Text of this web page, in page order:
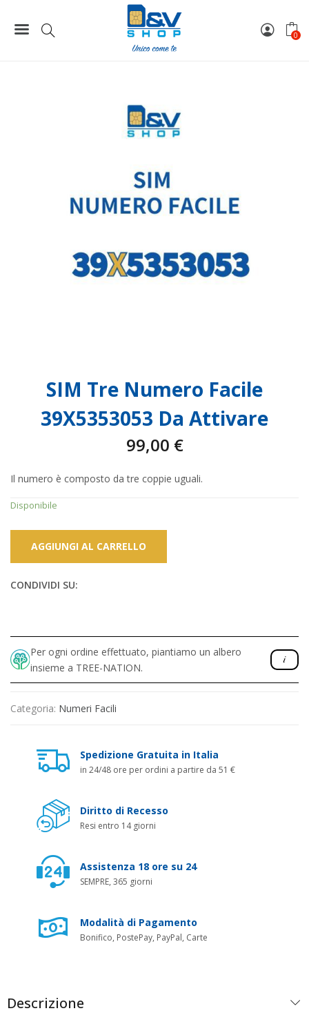
0
SIM Tre Numero Facile 39X5353053 Da Attivare
SIM Tre Numero Facile
39X5353053 Da Attivare
99,00 €
Il numero è composto da tre coppie uguali.
Disponibile
AGGIUNGI AL CARRELLO
CONDIVIDI SU:
Per ogni ordine effettuato, piantiamo un albero
insieme a TREE-NATION.
Categoria: Numeri Facili
Spedizione Gratuita in Italia
in 24/48 ore per ordini a partire da 51 €
Diritto di Recesso
Resi entro 14 giorni
Assistenza 18 ore su 24
SEMPRE, 365 giorni
Modalità di Pagamento
Bonifico, PostePay, PayPal, Carte
Descrizione